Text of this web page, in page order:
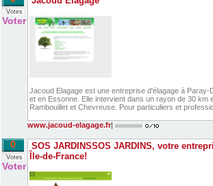
Votes
Voter
Jacoud Elagage est une entreprise d'élagage à Paray-
et en Essonne. Elle intervient dans un rayon de 30 km
Rambouillet et Chevreuse. Pour particuliers et
www.jacoud-elagage.fr|
0
Votes
Voter
SOS JARDINSSOS JARDINS, votre
Île-de-France!